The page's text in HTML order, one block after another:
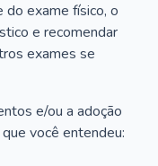
exame físico, o
e recomendar
exames se
e/ou a adoção
você entendeu: